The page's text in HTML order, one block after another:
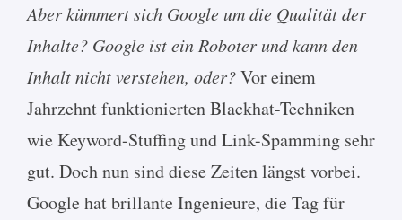
Aber kümmert sich Google um die Qualität der
Inhalte? Google ist ein Roboter und kann den
Inhalt nicht verstehen, oder?Vor einem
Jahrzehnt funktionierten Blackhat-Techniken
wie Keyword-Stuffing und Link-Spamming sehr
gut. Doch nun sind diese Zeiten längst vorbei.
Google hat brillante Ingenieure, die Tag für